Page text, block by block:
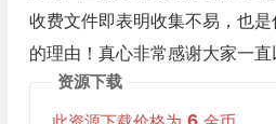
收费文件即表明收集不易，也
的理由！真心非常感谢大家一直
资源下载